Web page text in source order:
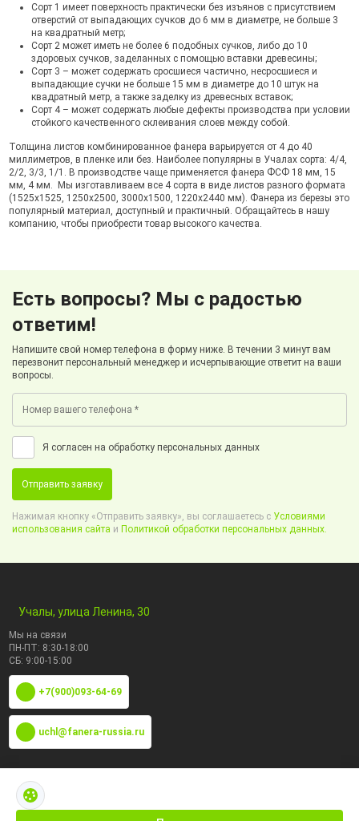
Сорт 1 имеет поверхность практически без изъянов с присутствием
отверстий от выпадающих сучков до 6 мм в диаметре, не больше 3
на квадратный метр;
Сорт 2 может иметь не более 6 подобных сучков, либо до 10
здоровых сучков, заделанных с помощью вставки древесины;
Сорт 3 – может содержать сросшиеся частично, несросшиеся и
выпадающие сучки не больше 15 мм в диаметре до 10 штук на
квадратный метр, а также заделку из древесных вставок;
Сорт 4 – может содержать любые дефекты производства при условии
стойкого качественного склеивания слоев между собой.
Толщина листов комбинированное фанера варьируется от 4 до 40
миллиметров, в пленке или без. Наиболее популярны в Учалах сорта: 4/4,
2/2, 3/3, 1/1. В производстве чаще применяется фанера ФСФ 18 мм, 15
мм, 4 мм. Мы изготавливаем все 4 сорта в виде листов разного формата
(1525х1525, 1250х2500, 3000х1500, 1220х2440 мм). Фанера из березы это
популярный материал, доступный и практичный. Обращайтесь в нашу
компанию, чтобы приобрести товар высокого качества.
Есть вопросы? Мы с радостью
ответим!
Напишите свой номер телефона в форму ниже. В течении 3 минут вам
перезвонит персональный менеджер и исчерпывающие ответит на ваши
вопросы.
Я согласен на обработку персональных данных
Отправить заявку
Нажимая кнопку «Отправить заявку», вы соглашаетесь с Условиями
использования сайта и Политикой обработки персональных данных.
Учалы, улица Ленина, 30
Мы на связи
ПН-ПТ: 8:30-18:00
СБ: 9:00-15:00
+7(900)093-64-69
uchl@fanera-russia.ru
По маркам